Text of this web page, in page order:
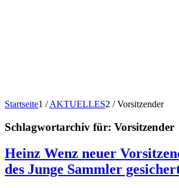
Startseite1 / AKTUELLES2 / Vorsitzender
Schlagwortarchiv für: Vorsitzender
Heinz Wenz neuer
des Junge Sammler